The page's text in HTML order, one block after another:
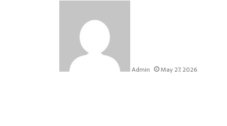
Admin May 27, 2026